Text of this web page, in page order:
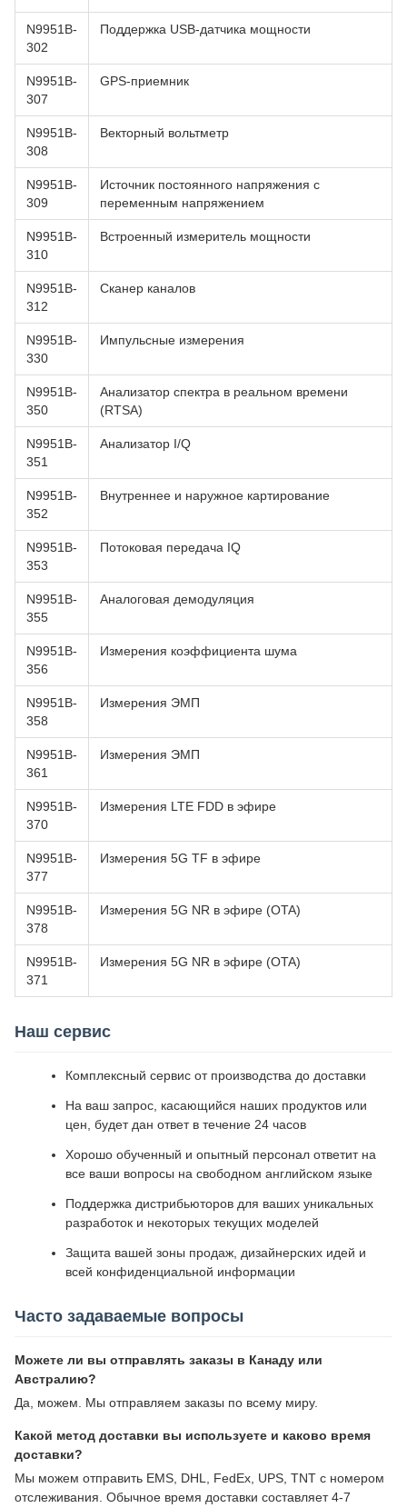
N9951B-
302
Поддержка USB-датчика мощности
N9951B-
307
GPS-приемник
N9951B-
308
Векторный вольтметр
N9951B-
309
Источник постоянного напряжения с
переменным напряжением
N9951B-
310
Встроенный измеритель мощности
N9951B-
312
Сканер каналов
N9951B-
330
Импульсные измерения
N9951B-
350
Анализатор спектра в реальном времени
(RTSA)
N9951B-
351
Анализатор I/Q
N9951B-
352
Внутреннее и наружное картирование
N9951B-
353
Потоковая передача IQ
N9951B-
355
Аналоговая демодуляция
N9951B-
356
Измерения коэффициента шума
N9951B-
358
Измерения ЭМП
N9951B-
361
Измерения ЭМП
N9951B-
370
Измерения LTE FDD в эфире
N9951B-
377
Измерения 5G TF в эфире
N9951B-
378
Измерения 5G NR в эфире (OTA)
N9951B-
371
Измерения 5G NR в эфире (OTA)
Наш сервис
Комплексный сервис от производства до доставки
На ваш запрос, касающийся наших продуктов или
цен, будет дан ответ в течение 24 часов
Хорошо обученный и опытный персонал ответит на
все ваши вопросы на свободном английском языке
Поддержка дистрибьюторов для ваших уникальных
разработок и некоторых текущих моделей
Защита вашей зоны продаж, дизайнерских идей и
всей конфиденциальной информации
Часто задаваемые вопросы
Можете ли вы отправлять заказы в Канаду или
Австралию?
Да, можем. Мы отправляем заказы по всему миру.
Какой метод доставки вы используете и каково время
доставки?
Мы можем отправить EMS, DHL, FedEx, UPS, TNT с номером
отслеживания. Обычное время доставки составляет 4-7